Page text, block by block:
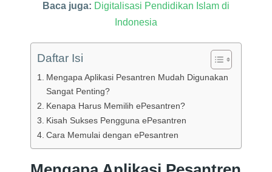
Baca juga: Digitalisasi Pendidikan Islam di
Indonesia
Daftar Isi
Mengapa Aplikasi Pesantren Mudah Digunakan
Sangat Penting?
Kenapa Harus Memilih ePesantren?
Kisah Sukses Pengguna ePesantren
Cara Memulai dengan ePesantren